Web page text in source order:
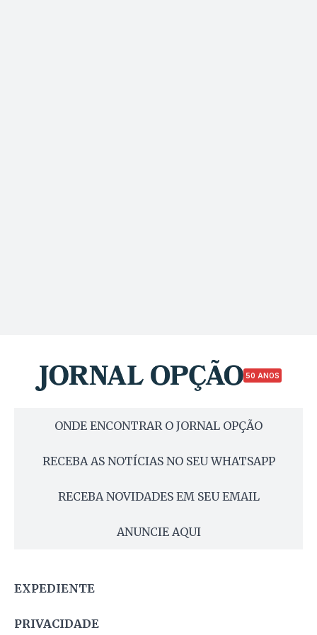
50 ANOS
ONDE ENCONTRAR O JORNAL OPÇÃO
RECEBA AS NOTÍCIAS NO SEU WHATSAPP
RECEBA NOVIDADES EM SEU EMAIL
ANUNCIE AQUI
EXPEDIENTE
PRIVACIDADE